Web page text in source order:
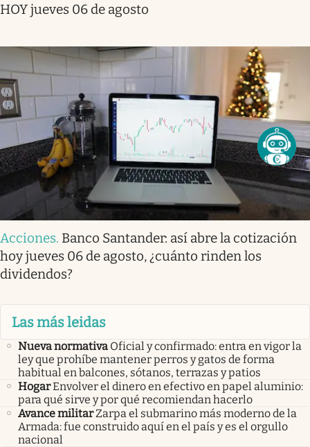
HOY jueves 06 de agosto
Acciones. Banco Santander: así abre la cotización
hoy jueves 06 de agosto, ¿cuánto rinden los
dividendos?
Las más leidas
Nueva normativa Oficial y confirmado: entra en vigor la
ley que prohíbe mantener perros y gatos de forma
habitual en balcones, sótanos, terrazas y patios
HogarEnvolver el dinero en efectivo en papel aluminio:
para qué sirve y por qué recomiendan hacerlo
Avance militarZarpa el submarino más moderno de la
Armada: fue construido aquí en el país y es el orgullo
nacional